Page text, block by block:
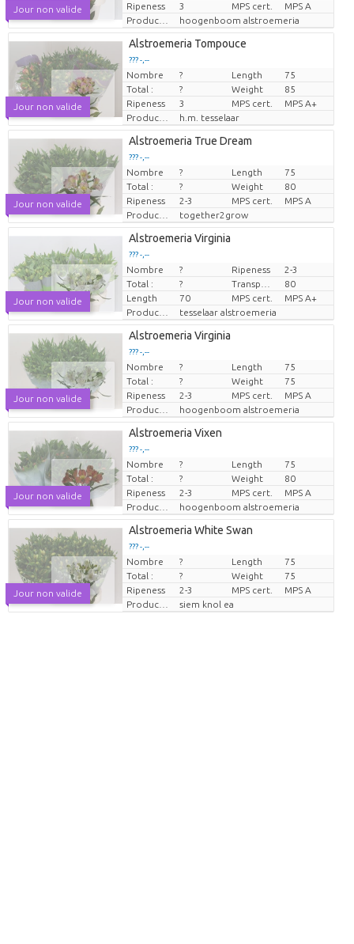
Jour non valide
Ripeness
3 MPS cert.
MPS A
Producteur
hoogenboom alstroemeria
Jour non valide
Alstroemeria Tompouce
??? -,--
Prix par pièce
Nombre ? Length
75
Total :
? Weight
85
Ripeness
3 MPS cert.
MPS A+
Producteur
h.m. tesselaar
Jour non valide
Alstroemeria True Dream
??? -,--
Prix par pièce
Nombre ? Length
75
Total :
? Weight
80
Ripeness
2-3 MPS cert.
MPS A
Producteur
together2grow
Jour non valide
Alstroemeria Virginia
??? -,--
Prix par pièce
Nombre ? Ripeness
2-3
Total :
?
80
Length
70 MPS cert.
MPS A+
Producteur
tesselaar alstroemeria
Jour non valide
Alstroemeria Virginia
??? -,--
Prix par pièce
Nombre ? Length
75
Total :
? Weight
75
Ripeness
2-3 MPS cert.
MPS A
Producteur
hoogenboom alstroemeria
Jour non valide
Alstroemeria Vixen
??? -,--
Prix par pièce
Nombre ? Length
75
Total :
? Weight
80
Ripeness
2-3 MPS cert.
MPS A
Producteur
hoogenboom alstroemeria
Jour non valide
Alstroemeria White Swan
??? -,--
Prix par pièce
Nombre ? Length
75
Total :
? Weight
75
Ripeness
2-3 MPS cert.
MPS A
Producteur
siem knol ea